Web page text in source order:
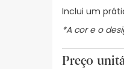
Inclui um
*A cor e o
Preço